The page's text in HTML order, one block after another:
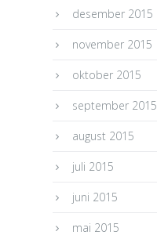
desember 2015
november 2015
oktober 2015
september 2015
august 2015
juli 2015
juni 2015
mai 2015